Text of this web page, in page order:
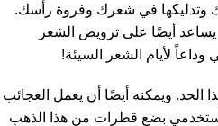
وتدليكها في شعرك وفروة رأسك.
أيضًا على ترويض الشعر
لأيام الشعر السيئة!
الحد. ويمكنه أيضًا أن يعمل العجائب
استخدمي بضع قطرات من هذا الذهب